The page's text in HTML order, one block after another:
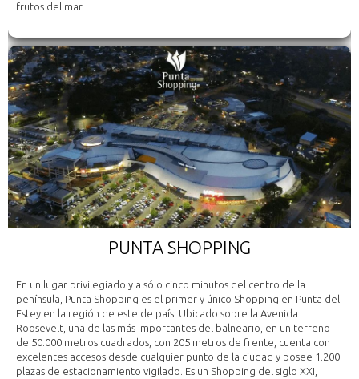
frutos del mar.
PUNTA SHOPPING
En un lugar privilegiado y a sólo cinco minutos del centro de la
península, Punta Shopping es el primer y único Shopping en Punta del
Estey en la región de este de país. Ubicado sobre la Avenida
Roosevelt, una de las más importantes del balneario, en un terreno
de 50.000 metros cuadrados, con 205 metros de frente, cuenta con
excelentes accesos desde cualquier punto de la ciudad y posee 1.200
plazas de estacionamiento vigilado. Es un Shopping del siglo XXI,